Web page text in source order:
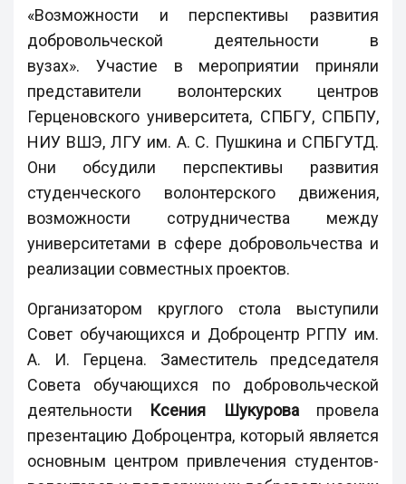
«Возможности и перспективы развития
добровольческой деятельности в
вузах». Участие в мероприятии приняли
представители волонтерских центров
Герценовского университета, CПБГУ, СПБПУ,
НИУ ВШЭ, ЛГУ им. А. С. Пушкина и СПБГУТД.
Они обсудили перспективы развития
студенческого волонтерского движения,
возможности сотрудничества между
университетами в сфере добровольчества и
реализации совместных проектов.
Организатором круглого стола выступили
Совет обучающихся и Доброцентр РГПУ им.
А. И. Герцена. Заместитель председателя
Совета обучающихся по добровольческой
деятельности Ксения Шукуровапровела
презентацию Доброцентра, который является
основным центром привлечения студентов-